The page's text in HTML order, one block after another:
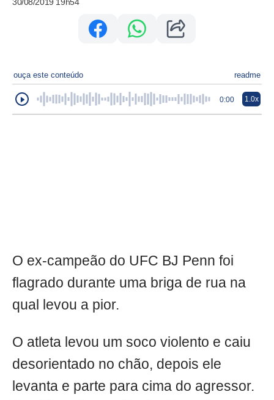
30/08/2019 19h54
ouça este conteúdo readme
0:00 1.0x
O ex-campeão do UFC BJ Penn foi
flagrado durante uma briga de rua na
qual levou a pior.
O atleta levou um soco violento e caiu
desorientado no chão, depois ele
levanta e parte para cima do agressor.